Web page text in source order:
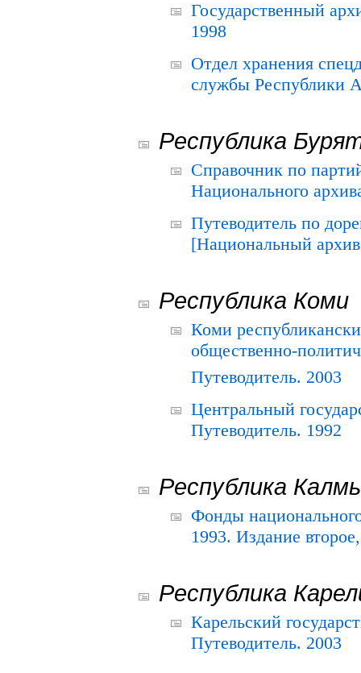
Государственный
1998
Отдел хранения
службы Республики
Республика
Справочник по
Национального
Путеводитель по
[Национальный
Республика Коми
Коми
общественно-
Путеводитель. 2003
Центральный
Путеводитель. 1992
Республика
Фонды
1993. Издание
Республика
Карельский
Путеводитель. 2003